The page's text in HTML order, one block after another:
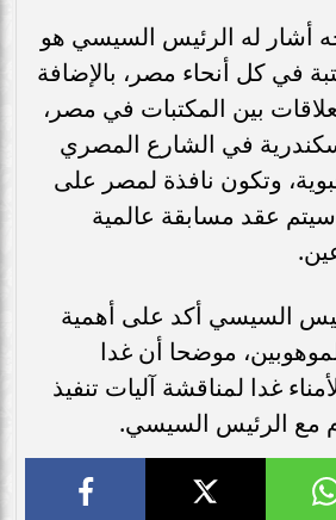
أشار له الرئيس السيسي هو
في كل أنحاء مصر، بالإضافة
بين المكتبات في مصر،
في الشارع المصري
وتكون نافذة لمصر على
سيتم عقد مسابقة عالمية
السيسي أكد على أهمية
موضحا أن غدا
غدا لمناقشة آليات تنفيذ
مع الرئيس السيسي.